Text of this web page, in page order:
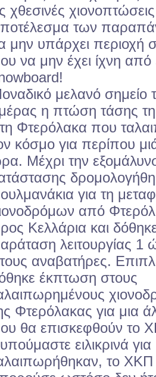
χθεσινές
των
μην υπάρχει περιοχή
να μην έχει ίχνη
μελανό σημείο
η πτώση τάσης
Φτερόλακα που
κόσμο για περίπου
Μέχρι την
για τη
από
Κελλάρια και
λειτουργίας 1
αναβατήρες.
έκπτωση στους
Φτερόλακας για μια
θα επισκεφθούν το
ειλικρινά
το ΧΚΠ